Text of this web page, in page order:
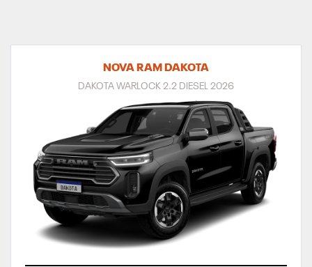
NOVA RAM DAKOTA
DAKOTA WARLOCK 2.2 DIESEL 2026